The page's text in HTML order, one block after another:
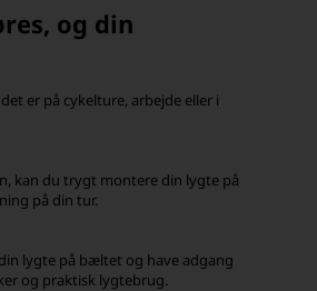
og din
er på cykelture, arbejde eller i
kan du trygt montere din lygte på
på din tur.
lygte på bæltet og have adgang
og praktisk lygtebrug.